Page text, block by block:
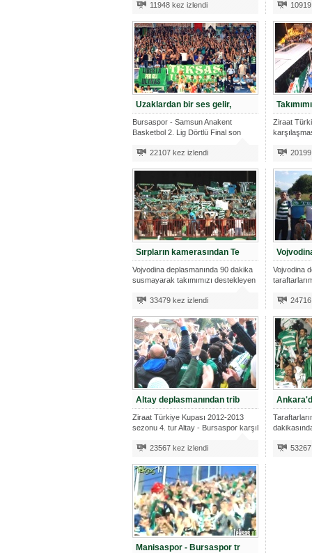
11948 kez izlendi
Uzaklardan bir ses gelir,
Bursaspor - Samsun Anakent
Basketbol 2. Lig Dörtlü Final son
22107 kez izlendi
Ziraat
Sırpların kamerasından Te
Vojvodina deplasmanında 90 dakika
susmayarak takımımızı destekleyen
33479 kez izlendi
Vojvodina
Altay deplasmanından trib
Ziraat Türkiye Kupası 2012-2013
sezonu 4. tur Altay - Bursaspor karşıl
23567 kez izlendi
Manisaspor - Bursaspor tr